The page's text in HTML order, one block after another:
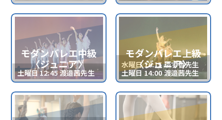
モダンバレエ中級
〈ジュニア〉
土曜日 12:45 渡邉茜先生
モダンバレエ上級
〈ジュニア〉
水曜日 16:15 ゆず香先生
土曜日 14:00 渡邉茜先生